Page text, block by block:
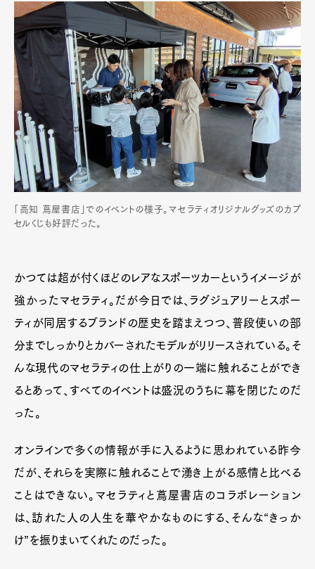
「高知 蔦屋書店」でのイベントの様子。マセラティオリジナルグッズのカプ
セルくじも好評だった。
かつては超が付くほどのレアなスポーツカーというイメージが
強かったマセラティ。だが今日では、ラグジュアリーとスポー
ティが同居するブランドの歴史を踏まえつつ、普段使いの部
分までしっかりとカバーされたモデルがリリースされている。そ
んな現代のマセラティの仕上がりの一端に触れることができ
るとあって、すべてのイベントは盛況のうちに幕を閉じたのだ
った。
オンラインで多くの情報が手に入るように思われている昨今
だが、それらを実際に触れることで湧き上がる感情と比べる
ことはできない。マセラティと蔦屋書店のコラボレーション
は、訪れた人の人生を華やかなものにする、そんな“きっか
け”を振りまいてくれたのだった。